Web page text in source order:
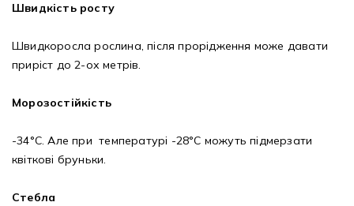
Швидкість росту
Швидкоросла рослина, після прорідження може давати
приріст до 2-ох метрів.
Морозостійкість
-34°C. Але при температурі -28°C можуть підмерзати
квіткові бруньки.
Стебла